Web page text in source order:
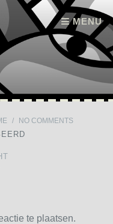
MENU
/ NO COMMENTS
te plaatsen.